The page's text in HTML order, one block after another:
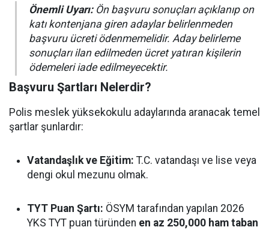
Önemli Uyarı:Ön başvuru sonuçları açıklanıp on
katı kontenjana giren adaylar belirlenmeden
başvuru ücreti ödenmemelidir. Aday belirleme
sonuçları ilan edilmeden ücret yatıran kişilerin
ödemeleri iade edilmeyecektir.
Başvuru Şartları Nelerdir?
Polis meslek yüksekokulu adaylarında aranacak temel
şartlar şunlardır:
Vatandaşlık ve Eğitim: T.C. vatandaşı ve lise veya
dengi okul mezunu olmak.
TYT Puan Şartı: ÖSYM tarafından yapılan 2026
YKS TYT puan türünden en az 250,000 ham taban